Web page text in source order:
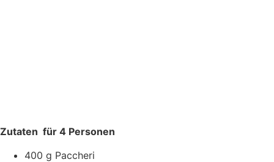
Zutaten für 4 Personen
400 g Paccheri